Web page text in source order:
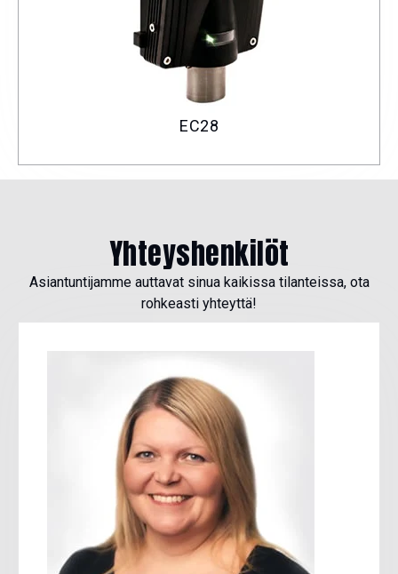
EC28
Yhteyshenkilöt
Asiantuntijamme auttavat sinua kaikissa tilanteissa, ota
rohkeasti yhteyttä!